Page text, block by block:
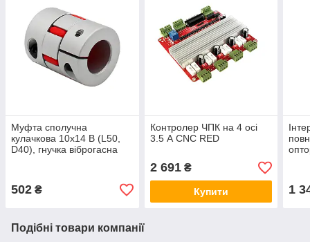
Муфта сполучна
кулачкова 10х14 В (L50,
D40), гнучка віброгасна
502 ₴
Контролер ЧПК на 4 осі
3.5 А CNC RED
2 691₴
Купити 1
Подібні товари компанії